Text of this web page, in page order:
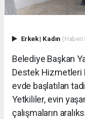
Erkek| Kadın (Haberi
Belediye Başkan
Destek Hizmetleri
evde başlatılan
Yetkililer, evin
çalışmaların